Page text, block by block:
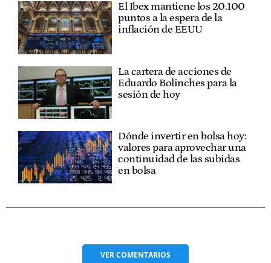
El Ibex mantiene los 20.100
puntos a la espera de la
inflación de EEUU
La cartera de acciones de
Eduardo Bolinches para la
sesión de hoy
Dónde invertir en bolsa hoy:
valores para aprovechar una
continuidad de las subidas
en bolsa
VERCOMENTARIOS